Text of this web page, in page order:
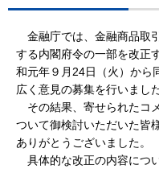
金融庁では、 金融商品取
する内閣府令の一部を改正
和元年９月24日（火）から
広く意見の募集を行いました
その結果、寄せられたコ
ついて御検討いただいた皆
ありがとうございました。
具体的な改正の内容につ